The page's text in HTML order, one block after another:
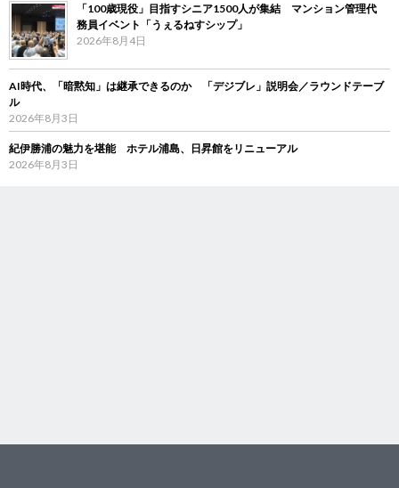
「100歳現役」目指すシニア1500人が集結 マンション管理代
務員イベント「うぇるねすシップ」
2026年8月4日
AI時代、「暗黙知」は継承できるのか 「デジブレ」説明会／ラウンドテーブ
ル
2026年8月3日
紀伊勝浦の魅力を堪能 ホテル浦島、日昇館をリニューアル
2026年8月3日